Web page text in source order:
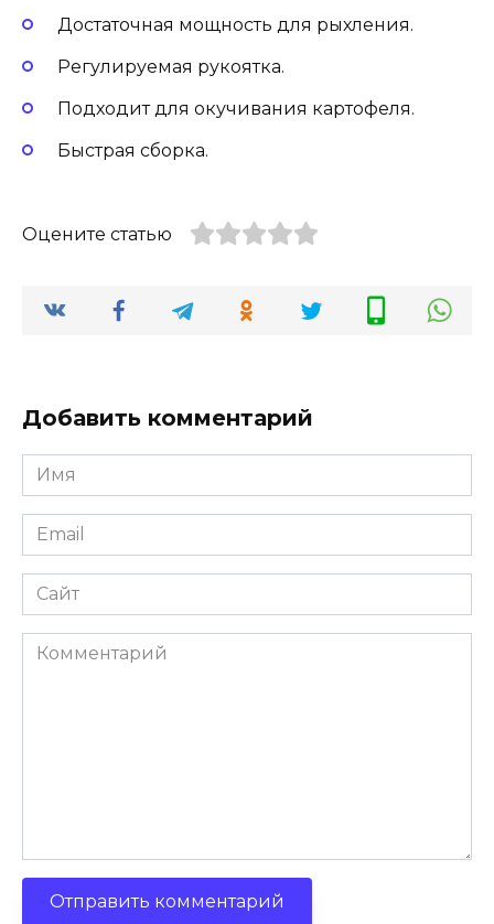
Достаточная мощность для рыхления.
Регулируемая рукоятка.
Подходит для окучивания картофеля.
Быстрая сборка.
Оцените статью
Добавить комментарий
Имя
Email
Сайт
Комментарий